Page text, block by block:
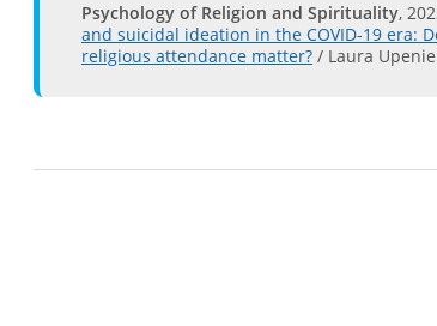
Psychology of Religion and Spirituality,
and suicidal ideation in the COVID-19 era:
religious attendance matter? / Laura